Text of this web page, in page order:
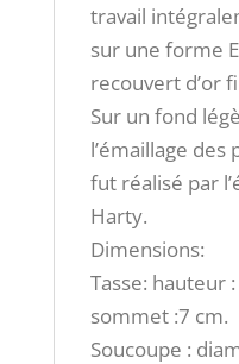
travail
sur une forme
recouvert d’or
Sur un fond
l’émaillage
fut réalisé par
Harty.
Dimensions:
Tasse: hauteur
sommet :7 cm.
Soucoupe :